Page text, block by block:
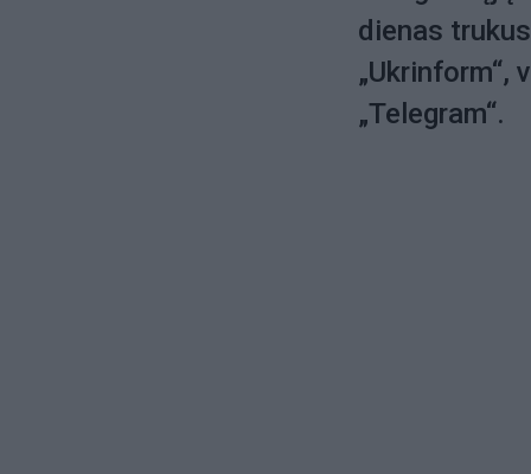
dienas
„Ukrinform“,
„Telegram“.